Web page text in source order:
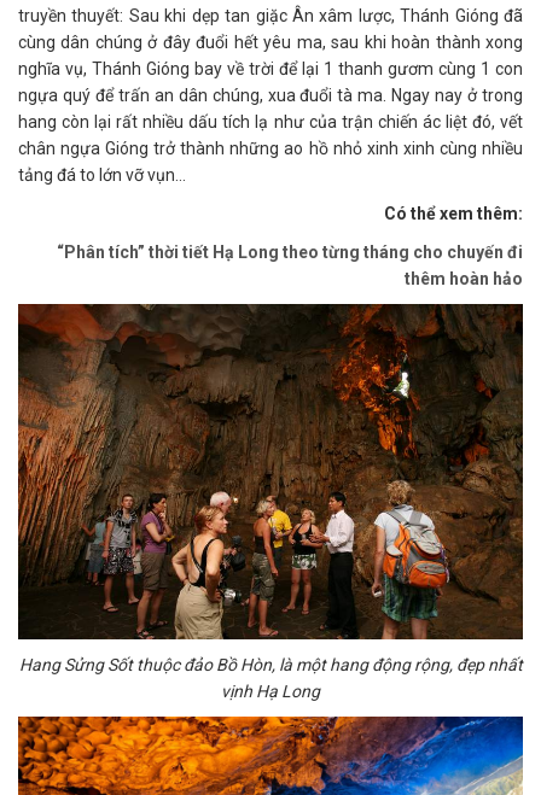
truyền thuyết: Sau khi dẹp tan giặc Ân xâm lược, Thánh Gióng đã
cùng dân chúng ở đây đuổi hết yêu ma, sau khi hoàn thành xong
nghĩa vụ, Thánh Gióng bay về trời để lại 1 thanh gươm cùng 1 con
ngựa quý để trấn an dân chúng, xua đuổi tà ma. Ngay nay ở trong
hang còn lại rất nhiều dấu tích lạ như của trận chiến ác liệt đó, vết
chân ngựa Gióng trở thành những ao hồ nhỏ xinh xinh cùng nhiều
tảng đá to lớn vỡ vụn…
Có thể xem thêm:
“Phân tích” thời tiết Hạ Long theo từng tháng cho chuyến đi
thêm hoàn hảo
Hang Sửng Sốt thuộc đảo Bồ Hòn, là một hang động rộng, đẹp nhất
vịnh Hạ Long